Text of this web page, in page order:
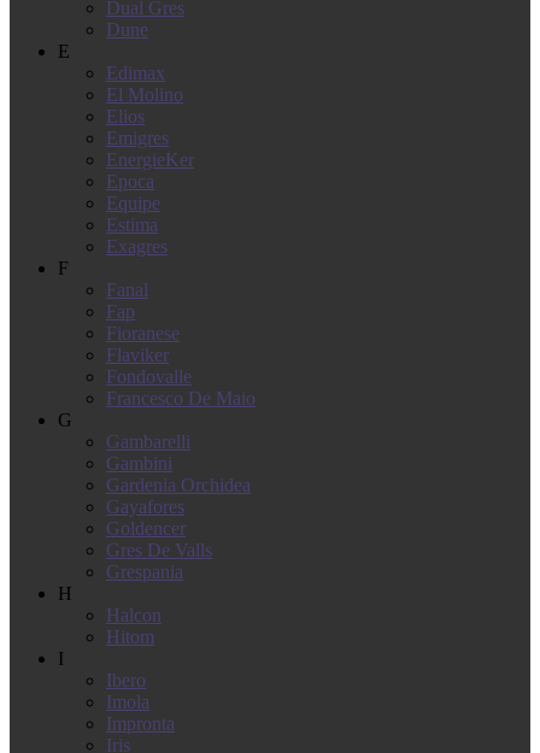
Dual Gres
Dune
E
Edimax
El Molino
Elios
Emigres
EnergieKer
Epoca
Equipe
Estima
Exagres
F
Fanal
Fap
Fioranese
Flaviker
Fondovalle
Francesco De Maio
G
Gambarelli
Gambini
Gardenia Orchidea
Gayafores
Goldencer
Gres De Valls
Grespania
H
Halcon
Hitom
I
Ibero
Imola
Impronta
Iris